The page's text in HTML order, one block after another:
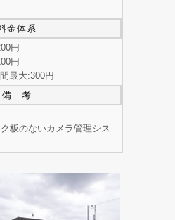
金体系
円
円
最大:300円
備 考
板のないカメラ管理シス